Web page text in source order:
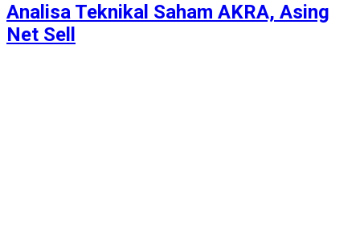
Analisa Teknikal Saham AKRA, Asing
Net Sell